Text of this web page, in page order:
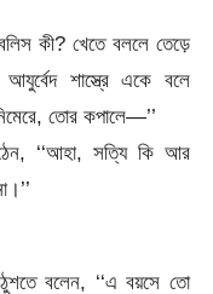
কী? খেতে বললে তেড়ে
শাস্ত্রে একে বলে
তোর কপালে—’’
‘‘আহা, সত্যি কি আর
বলেন, ‘‘এ বয়সে তো